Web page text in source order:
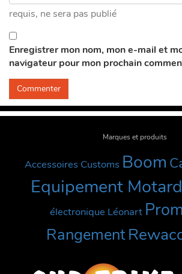
requis, ne sera pas publié
Enregistrer mon nom, mon e-mail et
navigateur pour mon prochain
Marques et produits
Accessoires Customs Boom
Equipement Motard
électronique Léonart
Rangement